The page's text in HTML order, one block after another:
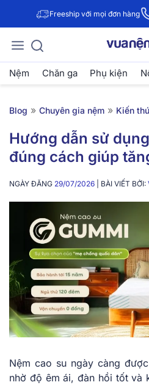
Freeship với mọi đơn hàng
Nệm Chăn ga Phụ kiện
Blog » Chuyên gia nệm » Kiến
Hướng dẫn sử
đúng cách giúp
NGÀY ĐĂNG 29/07/2026 | BÀI VIẾT BỞI:
Nệm cao su ngày càng
nhờ độ êm ái, đàn hồi tốt và